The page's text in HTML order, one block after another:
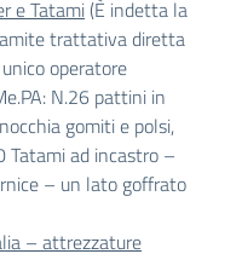
e Tatami (È indetta la
trattativa diretta
operatore
N.26 pattini in
gomiti e polsi,
Tatami ad incastro –
– un lato goffrato
– attrezzature